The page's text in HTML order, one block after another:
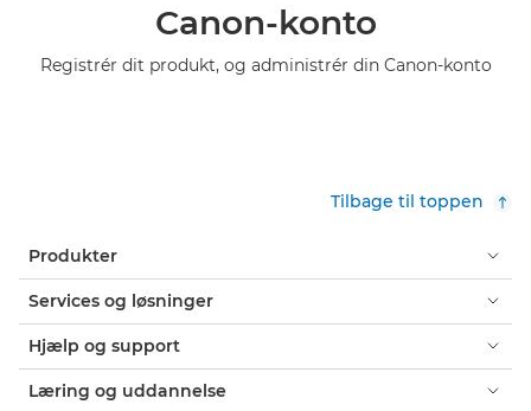
Canon-konto
Registrér dit produkt, og administrér din Canon-konto
Tilbage til toppen
Produkter
Services og løsninger
Hjælp og support
Læring og uddannelse